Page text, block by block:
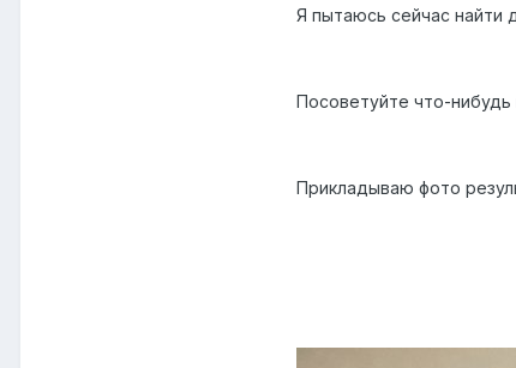
Я пытаюсь сейчас найти
Посоветуйте что-нибудь
Прикладываю фото